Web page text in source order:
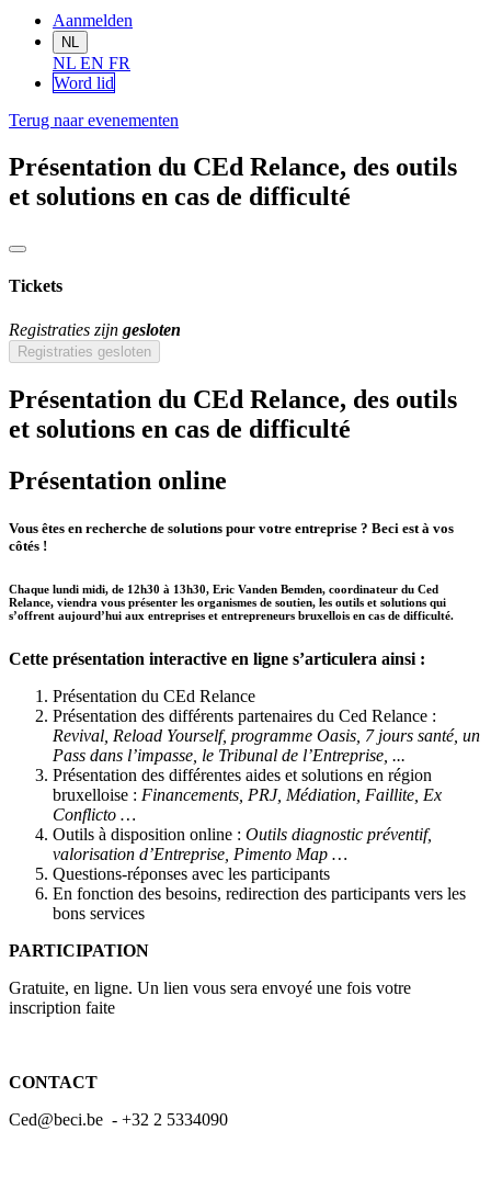
Aanmelden
NL
NL EN FR
Word lid
Terug naar evenementen
Présentation du CEd Relance, des outils
et solutions en cas de difficulté
Tickets
Registraties zijn gesloten
Registraties gesloten
Présentation du CEd Relance, des outils
et solutions en cas de difficulté
Présentation online
Vous êtes en recherche de solutions pour votre entreprise ? Beci est à vos
côtés !
Chaque lundi midi, de 12h30 à 13h30, Eric Vanden Bemden, coordinateur du Ced
Relance, viendra vous présenter les organismes de soutien, les outils et solutions qui
s’offrent aujourd’hui aux entreprises et entrepreneurs bruxellois en cas de difficulté.
Cette présentation interactive en ligne s’articulera ainsi :
Présentation du CEd Relance
Présentation des différents partenaires du Ced Relance :
Revival, Reload Yourself, programme Oasis, 7 jours santé, un
Pass dans l’impasse, le Tribunal de l’Entreprise, ...
Présentation des différentes aides et solutions en région
bruxelloise : Financements, PRJ, Médiation, Faillite, Ex
Conflicto …
Outils à disposition online : Outils diagnostic préventif,
valorisation d’Entreprise, Pimento Map …
Questions-réponses avec les participants
En fonction des besoins, redirection des participants vers les
bons services
PARTICIPATION
Gratuite, en ligne. Un lien vous sera envoyé une fois votre
inscription faite
CONTACT
Ced@beci.be - +32 2 5334090